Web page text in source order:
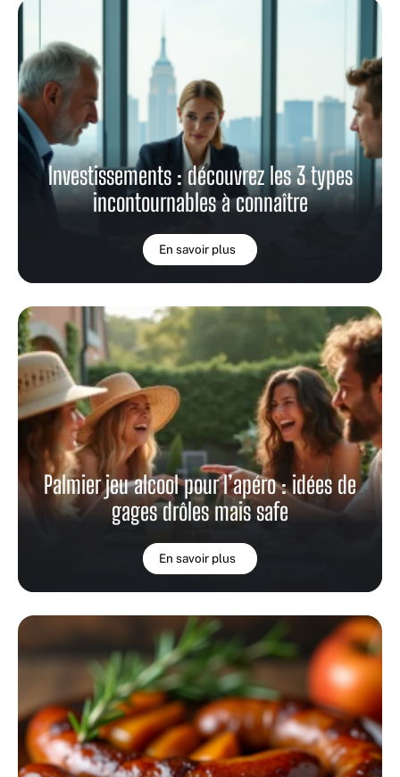
Investissements : découvrez les 3 types
incontournables à connaître
En savoir plus
Palmier jeu alcool pour l’apéro : idées de
gages drôles mais safe
En savoir plus